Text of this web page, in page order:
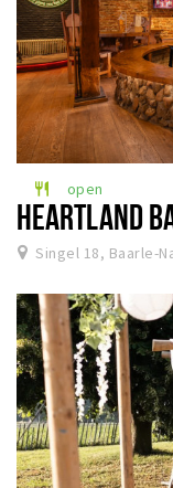
restaurant open
HEARTLAND
Singel 18, Baarle-